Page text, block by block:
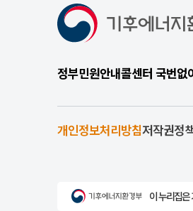
정부민원안내콜센터 국번
개인정보처리방침저작권정
이 누리집은